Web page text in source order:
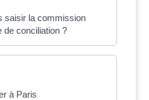
saisir la commission
de conciliation ?
à Paris